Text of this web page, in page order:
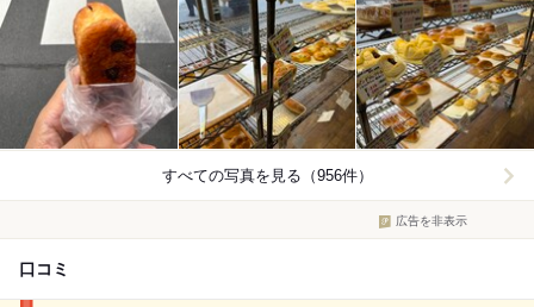
すべての写真を見る（956件）
広告を非表示
口コミ